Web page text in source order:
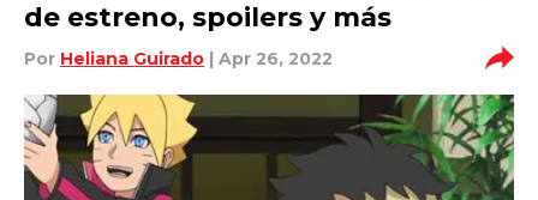
de estreno, spoilers y más
Por Heliana Guirado | Apr 26, 2022